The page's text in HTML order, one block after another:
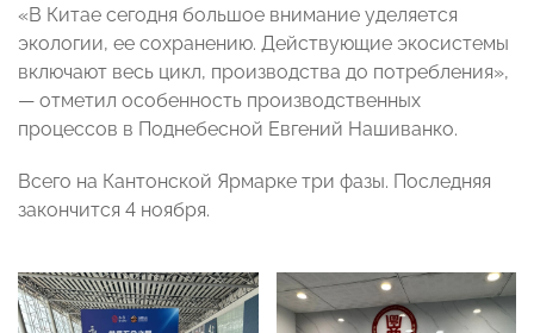
«В Китае сегодня большое внимание уделяется
экологии, ее сохранению. Действующие экосистемы
включают весь цикл, производства до потребления»,
— отметил особенность производственных
процессов в Поднебесной Евгений Нашиванко.
Всего на Кантонской Ярмарке три фазы. Последняя
закончится 4 ноября.